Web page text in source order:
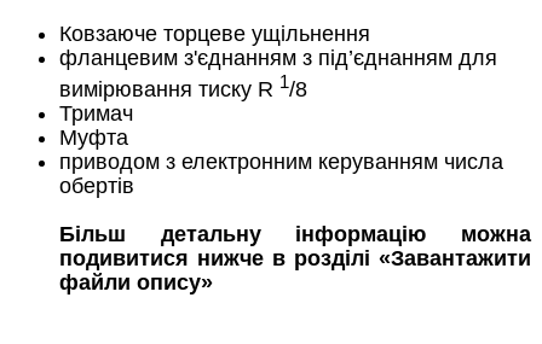
Ковзаюче торцеве ущільнення
фланцевим з'єднанням з під’єднанням для
вимірювання тиску R 1/8
Тримач
Муфта
приводом з електронним керуванням числа
обертів
Більш детальну інформацію можна
подивитися нижче в розділі «Завантажити
файли опису»